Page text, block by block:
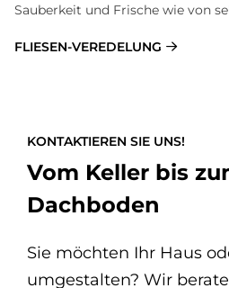
Sauberkeit und Frische wie von
FLIESEN-VEREDELUNG
KONTAKTIEREN SIE UNS!
Vom Keller bis
Dachboden
Sie möchten Ihr Haus
umgestalten? Wir